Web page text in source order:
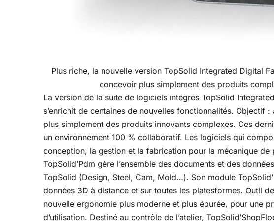
Plus riche, la nouvelle version TopSolid Integrated Digital
concevoir plus simplement des produits
La version de la suite de logiciels intégrés TopSolid
s’enrichit de centaines de nouvelles fonctionnalités. Objectif
plus simplement des produits innovants complexes. Ces
un environnement 100 % collaboratif. Les logiciels qui
conception, la gestion et la fabrication pour la mécanique
TopSolid’Pdm gère l’ensemble des documents et des
TopSolid (Design, Steel, Cam, Mold…). Son module
données 3D à distance et sur toutes les platesformes. Outil
nouvelle ergonomie plus moderne et plus épurée, pour une
d’utilisation. Destiné au contrôle de l’atelier,